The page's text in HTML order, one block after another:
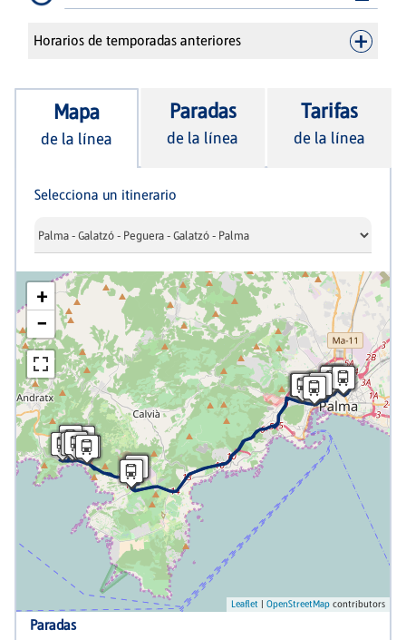
Horarios de temporadas anteriores
Mapa
de la línea
Paradas
de la línea
Tarifas
de la línea